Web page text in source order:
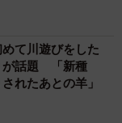
めて川遊びをした
が話題 「新種
れたあとの羊」